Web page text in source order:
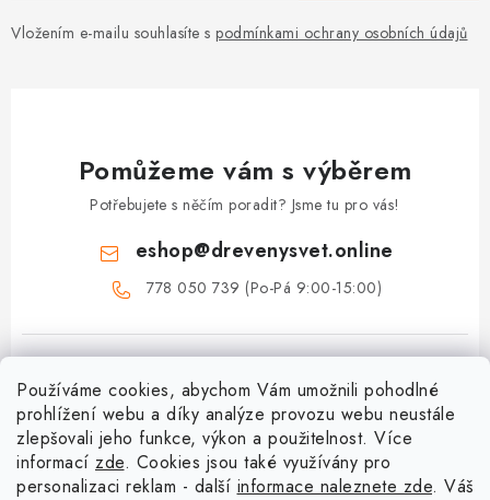
Používáme cookies, abychom Vám umožnili pohodlné
prohlížení webu a díky analýze provozu webu neustále
zlepšovali jeho funkce, výkon a použitelnost. Více
informací zde. Cookies jsou také využívány pro
personalizaci reklam - další informace naleznete zde. Váš
Vložením e-mailu souhlasíte s podmínkami ochrany osobních údajů
Pomůžeme vám s výběrem
Potřebujete s něčím poradit? Jsme tu pro vás!
eshop@drevenysvet.online
778 050 739 (Po-Pá 9:00-15:00)